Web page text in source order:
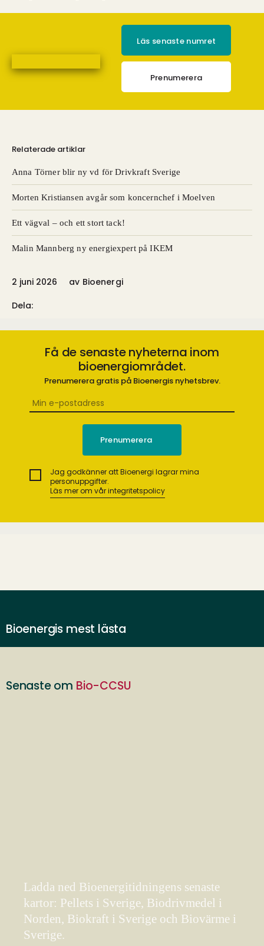
Läs senaste numret
Prenumerera
Relaterade artiklar
Anna Törner blir ny vd för Drivkraft Sverige
Morten Kristiansen avgår som koncernchef i Moelven
Ett vägval – och ett stort tack!
Malin Mannberg ny energiexpert på IKEM
2 juni 2026 av Bioenergi
Dela:
Få de senaste nyheterna inom
bioenergiområdet.
Prenumerera gratis på Bioenergis nyhetsbrev.
Jag godkänner att Bioenergi lagrar mina
personuppgifter.
Läs mer om vår integritetspolicy
Bioenergis mest lästa
Senaste om Bio-CCSU
Ladda ned Bioenergitidningens senaste
kartor: Pellets i Sverige, Biodrivmedel i
Norden, Biokraft i Sverige och Biovärme i
Sverige.